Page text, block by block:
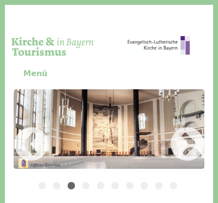
Menü
Slider Icon
Bild
Häuser für Gruppen